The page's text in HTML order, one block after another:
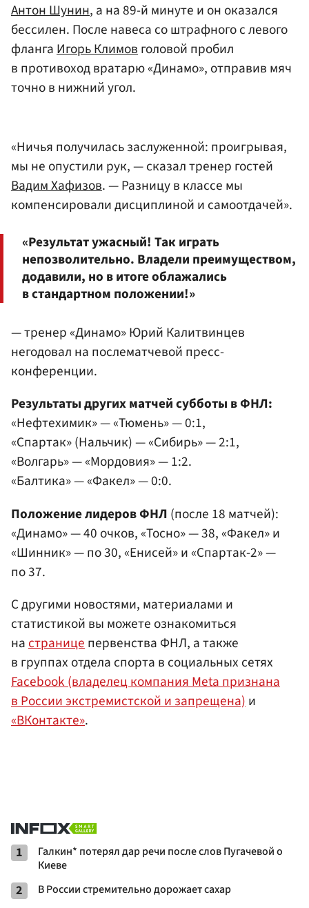
Антон Шунин, а на 89-й минуте и он оказался
бессилен. После навеса со штрафного с левого
флангаИгорь Климовголовой пробил
в противоход вратарю «Динамо», отправив мяч
точно в нижний угол.
«Ничья получилась заслуженной: проигрывая,
мы не опустили рук, — сказал тренер гостей
Вадим Хафизов. — Разницу в классе мы
компенсировали дисциплиной и самоотдачей».
«Результат ужасный! Так играть
непозволительно. Владели преимуществом,
додавили, но в итоге облажались
в стандартном положении!»
— тренер «Динамо» Юрий Калитвинцев
негодовал на послематчевой пресс-
конференции.
Результаты других матчей субботы в ФНЛ:
«Нефтехимик» — «Тюмень» — 0:1,
«Спартак» (Нальчик) — «Сибирь» — 2:1,
«Волгарь» — «Мордовия» — 1:2.
«Балтика» — «Факел» — 0:0.
Положение лидеров ФНЛ (после 18 матчей):
«Динамо» — 40 очков, «Тосно» — 38, «Факел» и
«Шинник» — по 30, «Енисей» и «Спартак-2» —
по 37.
С другими новостями, материалами и
статистикой вы можете ознакомиться
настраницепервенства ФНЛ, а также
в группах отдела спорта в социальных сетях
Facebook (владелец компания Meta признана
в России экстремистской и запрещена)и
«ВКонтакте».
1
Галкин* потерял дар речи после слов Пугачевой о
Киеве
2 В России стремительно дорожает сахар